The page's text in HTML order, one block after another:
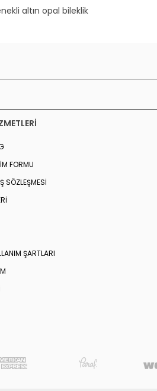
altın opal bileklik
FORMU
SÖZLEŞMESI
ŞARTLARI